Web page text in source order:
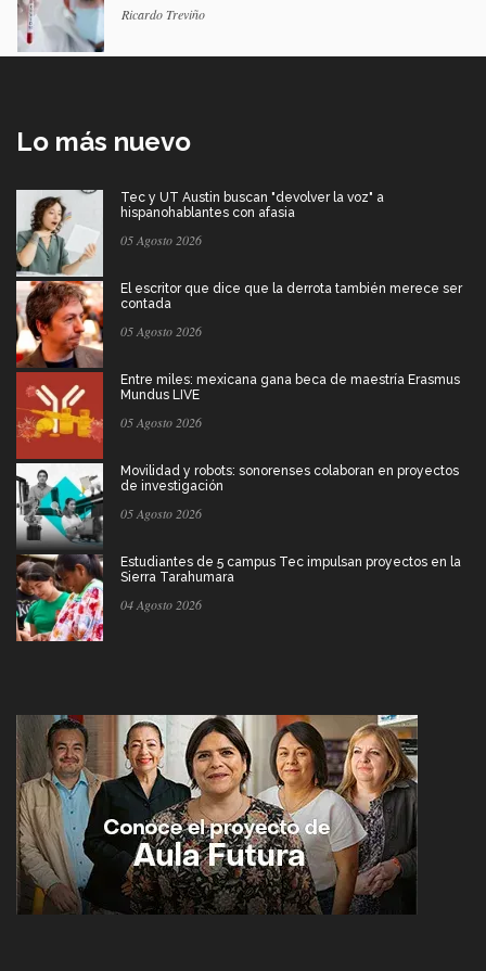
Ricardo Treviño
Lo más nuevo
Tec y UT Austin buscan "devolver la voz" a
hispanohablantes con afasia
05 Agosto 2026
El escritor que dice que la derrota también merece ser
contada
05 Agosto 2026
Entre miles: mexicana gana beca de maestría Erasmus
Mundus LIVE
05 Agosto 2026
Movilidad y robots: sonorenses colaboran en proyectos
de investigación
05 Agosto 2026
Estudiantes de 5 campus Tec impulsan proyectos en la
Sierra Tarahumara
04 Agosto 2026